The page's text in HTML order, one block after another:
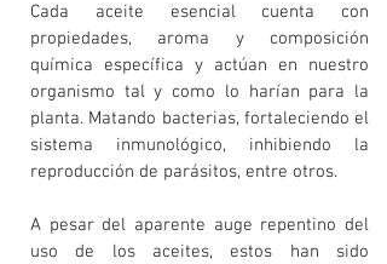
Cada aceite esencial cuenta con
propiedades, aroma y composición
química específica y actúan en nuestro
organismo tal y como lo harían para la
planta. Matando bacterias, fortaleciendo el
sistema inmunológico, inhibiendo la
reproducción de parásitos, entre otros.
A pesar del aparente auge repentino del
uso de los aceites, estos han sido